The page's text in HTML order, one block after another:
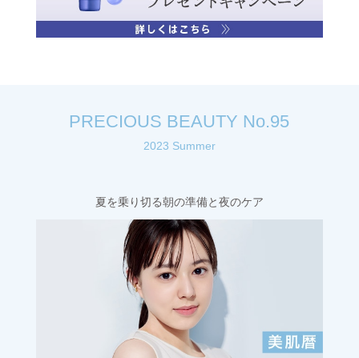
PRECIOUS BEAUTY No.95
2023 Summer
夏を乗り切る朝の準備と夜のケア